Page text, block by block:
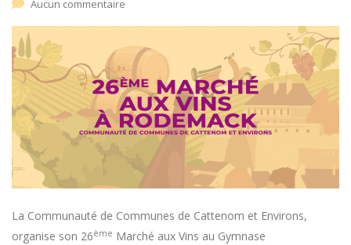
Aucun commentaire
La Communauté de Communes de Cattenom et Environs,
organise son 26ème Marché aux Vins au Gymnase